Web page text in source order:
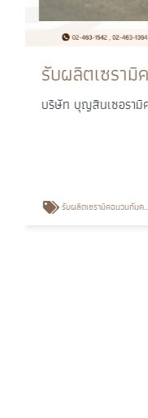
บริษัท บุญสินเซอรามิ
รับผลิตเซรามิคฉนวนกันความร้อน